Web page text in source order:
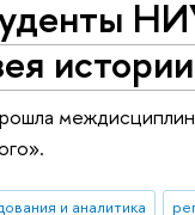
и аналитика